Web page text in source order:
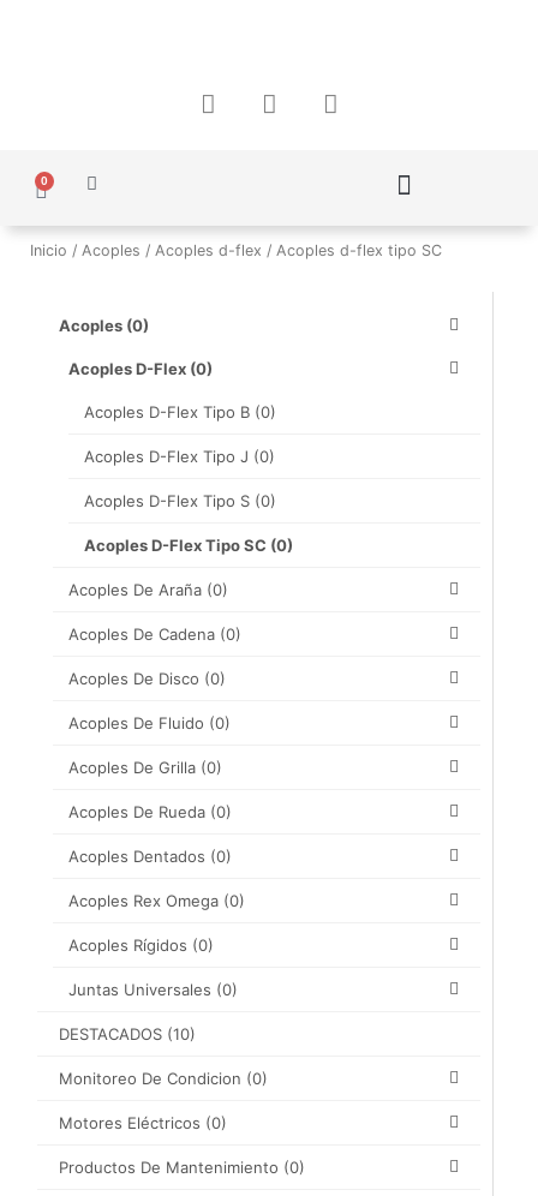
F
a
o
I
n
r
a
W
h
p
0
Carrito
Inicio / Acoples / Acoples d-flex / Acoples d-flex tipo SC
Acoples (0)
Acoples D-Flex (0)
Acoples D-Flex Tipo B (0)
Acoples D-Flex Tipo J (0)
Acoples D-Flex Tipo S (0)
Acoples D-Flex Tipo SC (0)
Acoples De Araña (0)
Acoples De Cadena (0)
Acoples De Disco (0)
Acoples De Fluido (0)
Acoples De Grilla (0)
Acoples De Rueda (0)
Acoples Dentados (0)
Acoples Rex Omega (0)
Acoples Rígidos (0)
Juntas Universales (0)
DESTACADOS (10)
Monitoreo De Condicion (0)
Motores Eléctricos (0)
Productos De Mantenimiento (0)